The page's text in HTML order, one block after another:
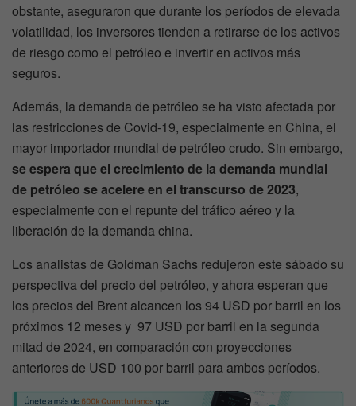
obstante, aseguraron que durante los períodos de elevada
volatilidad, los inversores tienden a retirarse de los activos
de riesgo como el petróleo e invertir en activos más
seguros.
Además, la demanda de petróleo se ha visto afectada por
las restricciones de Covid-19, especialmente en China, el
mayor importador mundial de petróleo crudo. Sin embargo,
se espera que el crecimiento de la demanda mundial
de petróleo se acelere en el transcurso de 2023,
especialmente con el repunte del tráfico aéreo y la
liberación de la demanda china.
Los analistas de Goldman Sachs redujeron este sábado su
perspectiva del precio del petróleo, y ahora esperan que
los precios del Brent alcancen los 94 USD por barril en los
próximos 12 meses y 97 USD por barril en la segunda
mitad de 2024, en comparación con proyecciones
anteriores de USD 100 por barril para ambos períodos.